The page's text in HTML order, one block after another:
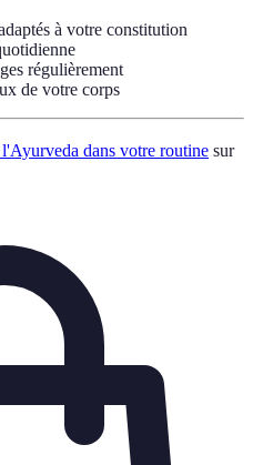
à votre constitution
régulièrement
de votre corps
dans votre routine sur